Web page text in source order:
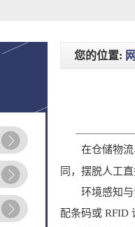
您的位置:
在仓储物流、
同，摆脱人工
环境感知与识
配条码或 RFID